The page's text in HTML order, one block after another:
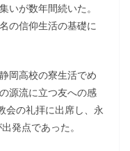
いが数年間続いた。
の信仰生活の基礎に
岡高校の寮生活でめ
源流に立つ友への感
会の礼拝に出席し、永
発点であった。